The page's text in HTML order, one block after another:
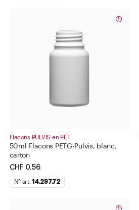
Flacons PULVIS en PET
50ml Flacons PETG-Pulvis, blanc,
carton
CHF 0.56
N° art.14.297.72